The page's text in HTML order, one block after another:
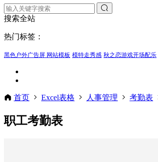
搜索全站
热门标签：
黑色户外广告屏 网站模板 模特走秀感 秋之恋游戏开场配乐
首页 Excel表格 人事管理 考勤表
职工考勤表